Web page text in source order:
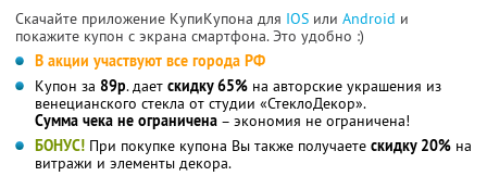
Скачайте приложение КупиКупона для IOS или Android и
покажите купон с экрана смартфона. Это удобно :)
В акции участвуют все города РФ
Купон за 89р. дает скидку 65% на авторские украшения из
венецианского стекла от студии «СтеклоДекор».
Сумма чека не ограничена – экономия не ограничена!
БОНУС! При покупке купона Вы также получаете скидку 20% на
витражи и элементы декора.